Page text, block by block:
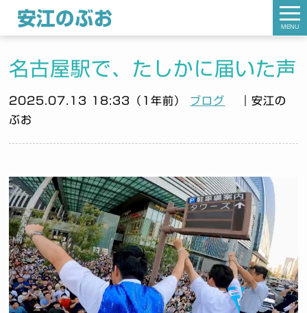
名古屋駅で、たしかに届いた声
2025.07.13 18:33（1年前） ブログ
｜安江の
ぶお
MENU